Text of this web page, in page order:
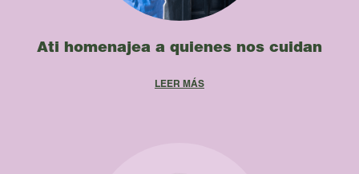
Ati homenajea a quienes nos cuidan